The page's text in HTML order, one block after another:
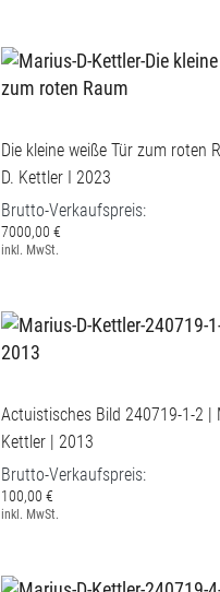
Die kleine weiße Tür zum roten
D. Kettler I 2023
Brutto-Verkaufspreis:
7000,00 €
inkl. MwSt.
Actuistisches Bild 240719-1-2 |
Kettler | 2013
Brutto-Verkaufspreis:
100,00 €
inkl. MwSt.